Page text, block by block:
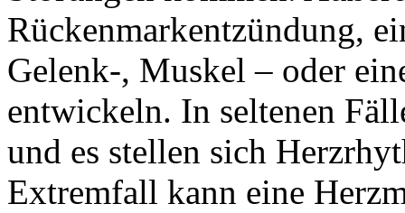
Rückenmarkentzündung,
Gelenk-, Muskel – oder
entwickeln. In seltenen
und es stellen sich
Extremfall kann eine